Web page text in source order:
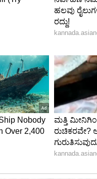
ಹಕ್ಕು ಎಲ್ಲರಿಗೆ ಇದೆ.
ಹೆಸರಿನಲ್ಲಿ ಹೆಣ್ಣು
ಇರಿಸಿದಾಗ ಆಕೆ
ಅಲ್ಲದೆ ಹುಳು,
ಬಾಣಂತಿಯರು
ಹೆಣ್ಣು ಮಕ್ಕಳು
ಜೀವಗಳನ್ನು
ಬೆಂಗಳೂರಿಗೆ
ತಿಳಿಸಿದರು.